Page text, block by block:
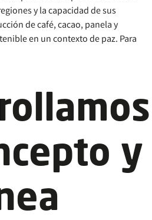
y la capacidad de sus
de café, cacao, panela y
en un contexto de paz. Para
y